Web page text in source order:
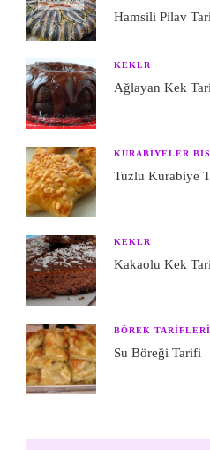
Hamsili Pilav
KEKLR
Ağlayan Kek
KURABIYELER
Tuzlu Kurabiye
KEKLR
Kakaolu Kek
BÖREK TARIFLERI
Su Böreği Tarifi